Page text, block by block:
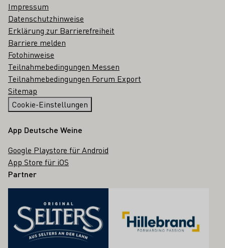
Impressum
Datenschutzhinweise
Erklärung zur Barrierefreiheit
Barriere melden
Fotohinweise
Teilnahmebedingungen Messen
Teilnahmebedingungen Forum Export
Sitemap
Cookie-Einstellungen
App Deutsche Weine
Google Playstore für Android
App Store für iOS
Partner